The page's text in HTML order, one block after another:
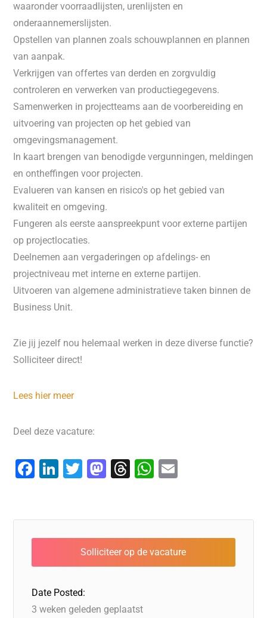
waaronder voorraadlijsten, urenlijsten en
onderaannemerslijsten.
Opstellen van plannen zoals schouwplannen en plannen
van aanpak.
Verkrijgen van offertes van derden en zorgvuldig
controleren en verwerken van productiegegevens.
Samenwerken in projectteams aan de voorbereiding en
uitvoering van projecten op het gebied van
omgevingsmanagement.
In kaart brengen van benodigde vergunningen, meldingen
en ontheffingen voor projecten.
Evalueren van kansen en risico's op het gebied van
kwaliteit en omgeving.
Fungeren als eerste aanspreekpunt voor externe partijen
op projectlocaties.
Deelnemen aan vergaderingen op afdelings- en
projectniveau met interne en externe partijen.
Uitvoeren van algemene administratieve taken binnen de
Business Unit.
Zie jij jezelf nou helemaal werken in deze diverse functie?
Solliciteer direct!
Lees hier meer
Deel deze vacature:
F
e
b
o
o
k
Li
e
dI
n
T
er
M
o
d
o
T
a
d
s
W
s
A
p
l
Date Posted:
3 weken geleden geplaatst